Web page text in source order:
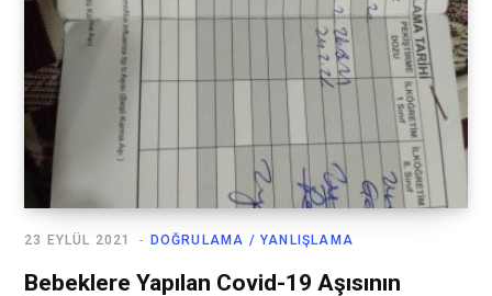
DOĞRULAMA / YANLIŞLAMA
23 EYLÜL 2021
Bebeklere Yapılan Covid-19 Aşısının